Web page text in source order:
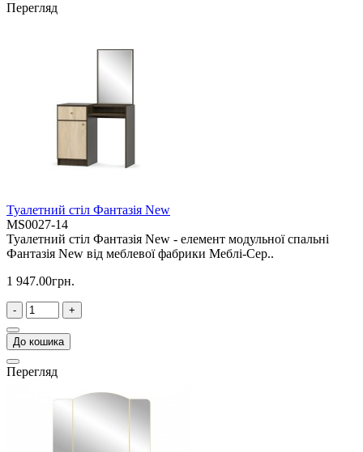
Перегляд
Туалетний стіл Фантазія New
MS0027-14
Туалетний стіл Фантазія New - елемент модульної спальні
Фантазія New від меблевої фабрики Меблі-Сер..
1 947.00грн.
- +
До кошика
Перегляд